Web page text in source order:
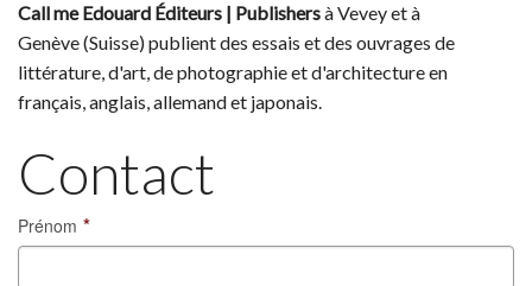
Call me Edouard Éditeurs | Publishersà Vevey et à
Genève (Suisse) publient des essais et des ouvrages de
littérature, d'art, de photographie et d'architecture en
français, anglais, allemand et japonais.
Contact
Prénom *